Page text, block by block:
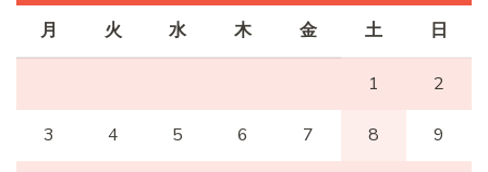
月 火 水 木 金 土 日
1 2
3 4 5 6 7 8 9